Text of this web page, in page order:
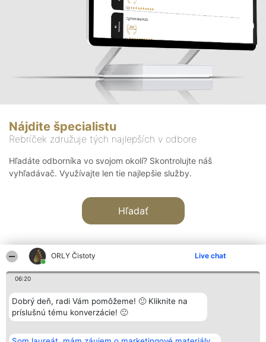
ORLY Čistoty Live chat
06:20
Dobrý deň, radi Vám pomôžeme! 🙂 Kliknite na
príslušnú tému konverzácie! 🙂
Nájdite špecialistu
Rebríček združuje tých najlepších v odbore
Hľadáte odborníka vo svojom okolí? Skontrolujte náš
vyhľadávač. Využívajte len tie najlepšie služby.
Hľadať
Organizátor hodnotenia
Bright Side Solutions sp. z o.
o. sp. k.
Wrocław 50-079
Hodnotenie
Laureáti
Lista
Laureatów
Kontakt
Kontakt